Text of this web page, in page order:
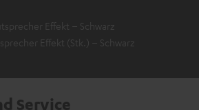
Effekt – Schwarz
Effekt (Stk.) – Schwarz
Service